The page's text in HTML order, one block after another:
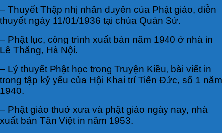
– Thuyết Thập nhị nhân duyên của Phật giáo, diễn
thuyết ngày 11/01/1936 tại chùa Quán Sứ.
– Phật lục, công trình xuất bản năm 1940 ở nhà in
Lê Thăng, Hà Nội.
– Lý thuyết Phật học trong Truyện Kiều, bài viết in
trong tập kỷ yếu của Hội Khai trí Tiến Đức, số 1 năm
1940.
– Phật giáo thuở xưa và phật giáo ngày nay, nhà
xuất bản Tân Việt in năm 1953.